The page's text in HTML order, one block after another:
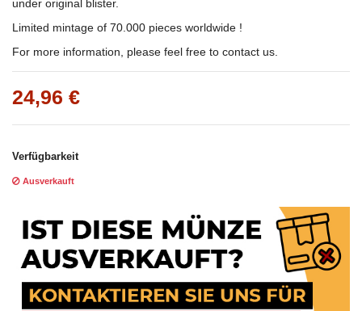
under original blister.
Limited mintage of 70.000 pieces worldwide !
For more information, please feel free to contact us.
24,96 €
Verfügbarkeit
Ausverkauft